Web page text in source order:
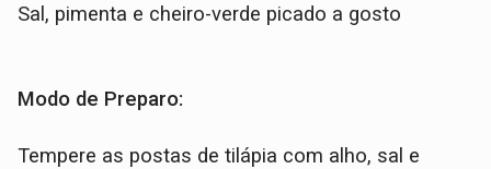
Sal, pimenta e cheiro-verde picado a gosto
Modo de Preparo:
Tempere as postas de tilápia com alho, sal e